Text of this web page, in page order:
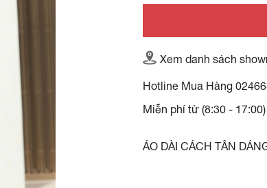
Xem danh sách
Hotline Mua Hàng
Miễn phí từ (8:30 -
ÁO DÀI CÁCH TÂN